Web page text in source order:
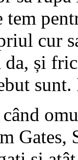
tem
cur
da, și